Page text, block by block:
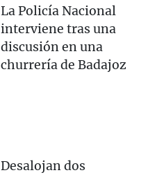
La Policía Nacional
interviene tras una
discusión en una
churrería de Badajoz
Desalojan dos